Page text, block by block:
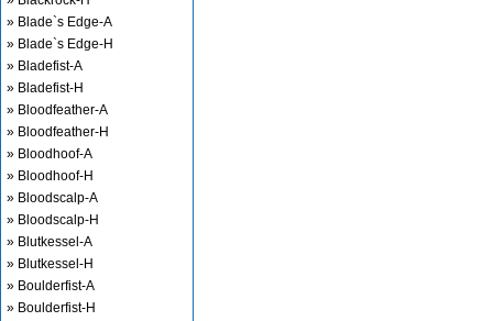
» Blade`s Edge-A
» Blade`s Edge-H
» Bladefist-A
» Bladefist-H
» Bloodfeather-A
» Bloodfeather-H
» Bloodhoof-A
» Bloodhoof-H
» Bloodscalp-A
» Bloodscalp-H
» Blutkessel-A
» Blutkessel-H
» Boulderfist-A
» Boulderfist-H